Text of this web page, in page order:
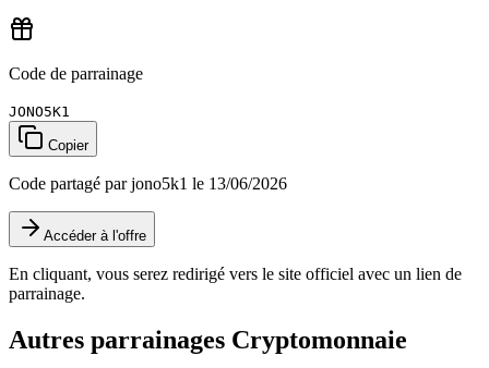
Code de parrainage
JONO5K1
Copier
Code partagé par jono5k1 le 13/06/2026
Accéder à l'offre
En cliquant, vous serez redirigé vers le site officiel avec un lien de
parrainage.
Autres parrainages Cryptomonnaie